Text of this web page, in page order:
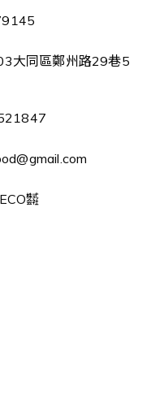
大同區鄭州路29巷5
㍿